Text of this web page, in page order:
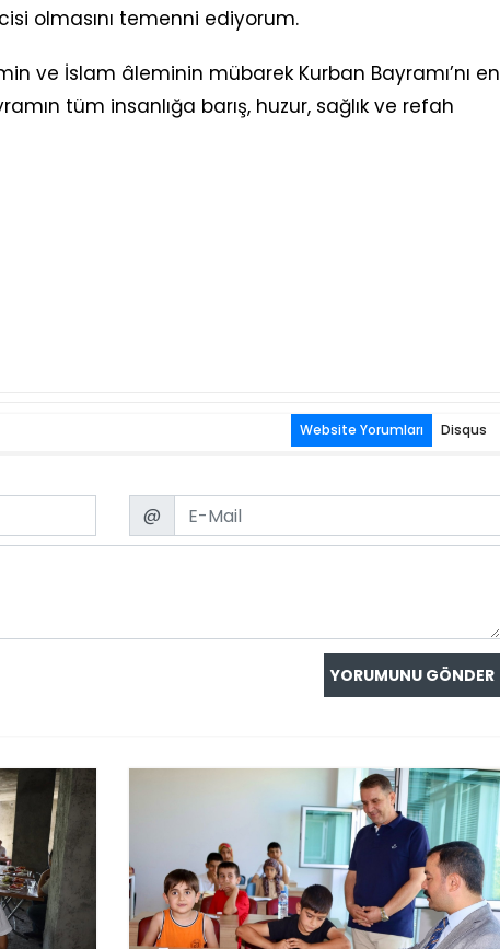
olmasını temenni ediyorum.
ve İslam âleminin mübarek Kurban Bayramı’nı en
tüm insanlığa barış, huzur, sağlık ve refah
Website Yorumları Disqus
Email
@